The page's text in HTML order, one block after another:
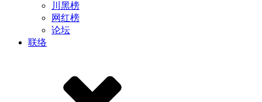
川黑榜
网红榜
论坛
联络